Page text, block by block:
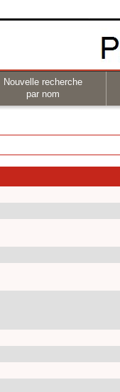
Nouvelle recherche
par nom